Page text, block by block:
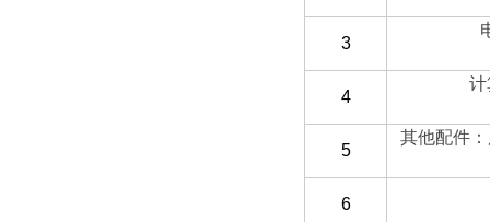
3
4
计
5
其他配件
6